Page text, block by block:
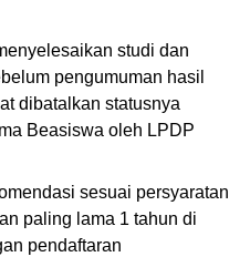
studi dan
pengumuman hasil
dibatalkan statusnya
Beasiswa oleh LPDP
sesuai persyaratan
paling lama 1 tahun di
pendaftaran